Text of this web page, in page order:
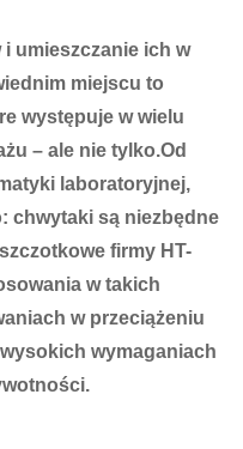
umieszczanie ich w
miejscu to
występuje w wielu
– ale nie tylko.Od
laboratoryjnej,
chwytaki są niezbędne
firmy HT-
w takich
w przeciążeniu
wymaganiach